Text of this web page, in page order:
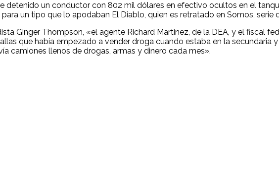
detenido un conductor con 802 mil dólares en efectivo ocultos en el
un tipo que lo apodaban El Diablo, quien es retratado en Somos, serie
Ginger Thompson, «el agente Richard Martinez, de la DEA, y el fiscal
que había empezado a vender droga cuando estaba en la
camiones llenos de drogas, armas y dinero cada mes».